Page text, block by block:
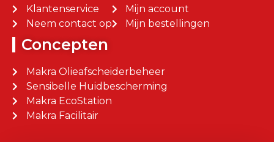
Klantenservice
Neem contact op
Mijn account
Mijn bestellingen
Concepten
Makra Olieafscheiderbeheer
Sensibelle Huidbescherming
Makra EcoStation
Makra Facilitair